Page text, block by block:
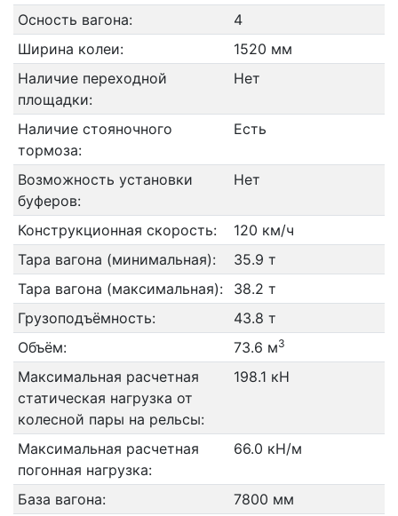
Осность вагона:
4
Ширина колеи:
1520 мм
Наличие переходной
площадки:
Нет
Наличие стояночного
тормоза:
Есть
Возможность установки
буферов:
Нет
Конструкционная скорость:
120 км/ч
Тара вагона (минимальная):
35.9 т
Тара вагона (максимальная):
38.2 т
Грузоподъёмность:
43.8 т
Объём:
73.6 м3
Максимальная расчетная
статическая нагрузка от
колесной пары на рельсы:
198.1 кН
Максимальная расчетная
погонная нагрузка:
66.0 кН/м
База вагона:
7800 мм